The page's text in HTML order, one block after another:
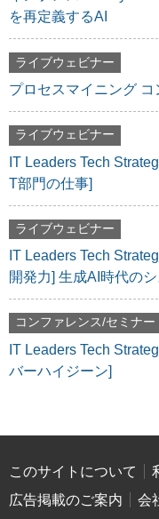
を再定義するAI
ライブウェビナー
プロセスマイニング
ライブウェビナー
IT Leaders Tech
T部門の仕事]
ライブウェビナー
IT Leaders Tech
開発力] 生成AI時代の
コンファレンス/セミナー
IT Leaders Tech
バーハイジーン]
このサイトについて
広告掲載のご案内
会